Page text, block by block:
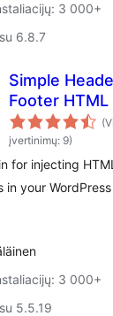
3 000+
6.8.7
Simple
Footer HTML
įvertinimų: 9)
for injecting
in your
3 000+
5.5.19